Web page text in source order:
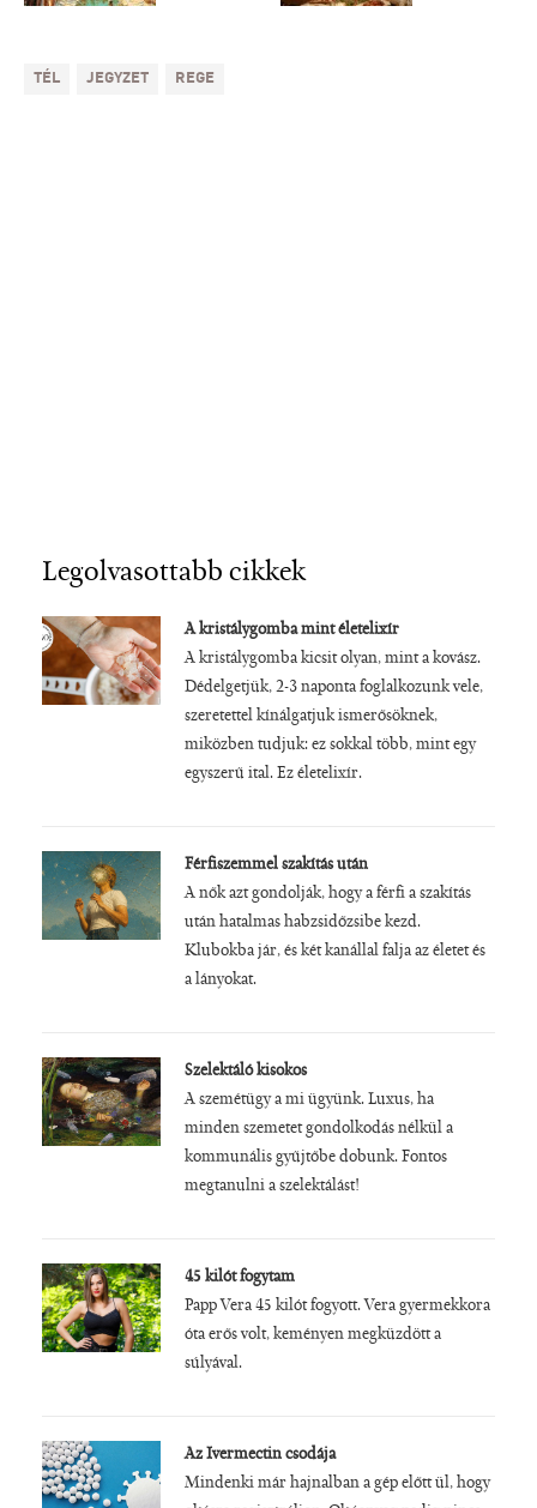
TÉL JEGYZET REGE
Legolvasottabb cikkek
A kristálygomba mint életelixír
A kristálygomba kicsit olyan, mint a kovász.
Dédelgetjük, 2-3 naponta foglalkozunk vele,
szeretettel kínálgatjuk ismerősöknek,
miközben tudjuk: ez sokkal több, mint egy
egyszerű ital. Ez életelixír.
Férfiszemmel szakítás után
A nők azt gondolják, hogy a férfi a szakítás
után hatalmas habzsidőzsibe kezd.
Klubokba jár, és két kanállal falja az életet és
a lányokat.
Szelektáló kisokos
A szemétügy a mi ügyünk. Luxus, ha
minden szemetet gondolkodás nélkül a
kommunális gyűjtőbe dobunk. Fontos
megtanulni a szelektálást!
45 kilót fogytam
Papp Vera 45 kilót fogyott. Vera gyermekkora
óta erős volt, keményen megküzdött a
súlyával.
Az Ivermectin csodája
Mindenki már hajnalban a gép előtt ül, hogy